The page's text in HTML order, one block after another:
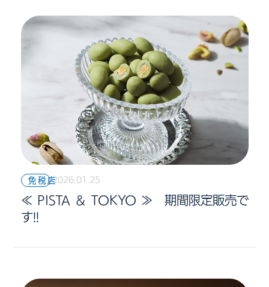
免税店2026.01.25
≪ PISTA ＆ TOKYO ≫ 期間限定販売で
す!!